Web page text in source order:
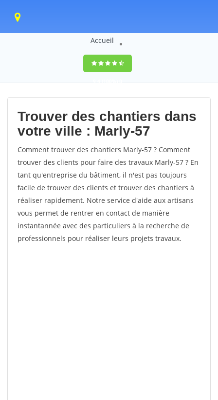
Accueil
9,4(100%)0
votes
Trouver des chantiers dans
votre ville : Marly-57
Comment trouver des chantiers Marly-57 ? Comment
trouver des clients pour faire des travaux Marly-57 ? En
tant qu'entreprise du bâtiment, il n'est pas toujours
facile de trouver des clients et trouver des chantiers à
réaliser rapidement. Notre service d'aide aux artisans
vous permet de rentrer en contact de manière
instantannée avec des particuliers à la recherche de
professionnels pour réaliser leurs projets travaux.